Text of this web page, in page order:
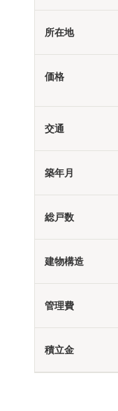
所在地
価格
交通
築年月
総戸数
建物構造
管理費
積立金